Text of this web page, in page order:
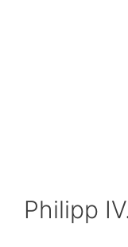
Philipp